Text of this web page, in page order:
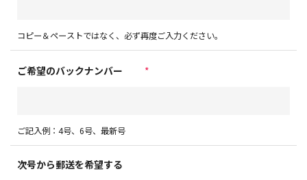
コピー＆ペーストではなく、必ず再度ご入力ください。
ご希望のバックナンバー *
ご記入例：4号、6号、最新号
次号から郵送を希望する